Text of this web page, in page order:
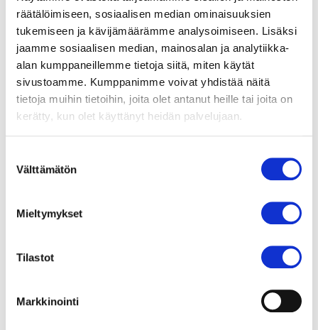
räätälöimiseen, sosiaalisen median ominaisuuksien
tukemiseen ja kävijämäärämme analysoimiseen. Lisäksi
jaamme sosiaalisen median, mainosalan ja analytiikka-
alan kumppaneillemme tietoja siitä, miten käytät
sivustoamme. Kumppanimme voivat yhdistää näitä
tietoja muihin tietoihin, joita olet antanut heille tai joita on
kerätty, kun olet käyttänyt heidän palvelujaan.
valinta
Välttämätön
Mieltymykset
Tilastot
Markkinointi